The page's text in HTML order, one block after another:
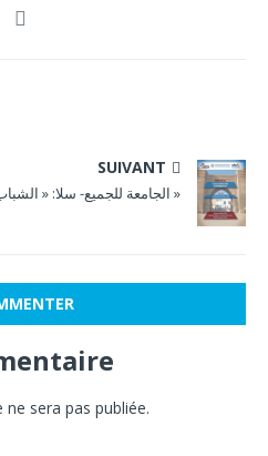
SUIVANT
الجامعة للجميع- سلا: « الشباب والديمقراطية والتنمية »
sera pas publiée.